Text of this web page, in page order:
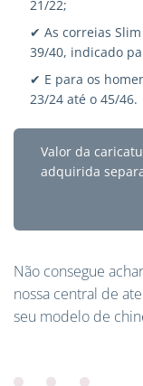
21/22;
✔ As correias
39/40, indicado
✔ E para os
23/24 até o 45/46.
Valor da
adquirida
Não consegue
nossa central de
seu modelo de